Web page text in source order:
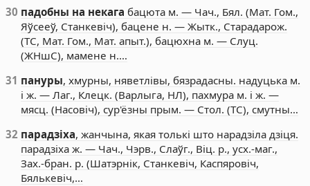
30 падобны на некага бацюта м. — Чач., Бял. (Мат. Гом.,
Яўсееў, Станкевіч), бацене н. — Жытк., Старадарож.
(ТС, Мат. Гом., Мат. апыт.), бацюхна м. — Слуц.
(ЖНшС), мамене н.…
31 пануры, хмурны, няветлівы, бязрадасны. надуцька м.
і ж. — Лаг., Клецк. (Варлыга, НЛ), пахмура м. і ж. —
мясц. (Насовіч), сур'ёзны прым. — Стол. (ТС), смутны…
32 парадзіха, жанчына, якая толькі што нарадзіла дзіця.
парадзіха ж. — Чач., Чэрв., Слаўг., Віц. р., усх.-маг.,
Зах.-бран. р. (Шатэрнік, Станкевіч, Каспяровіч,
Бялькевіч,…